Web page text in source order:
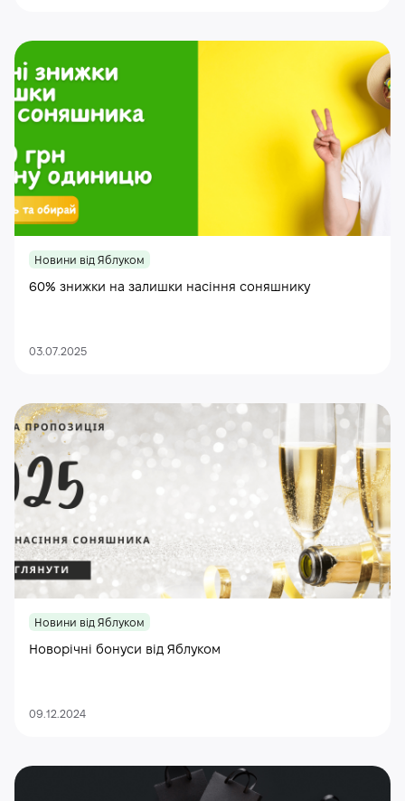
Новини від Яблуком
60% знижки на залишки насіння соняшнику
03.07.2025
Новини від Яблуком
Новорічні бонуси від Яблуком
09.12.2024